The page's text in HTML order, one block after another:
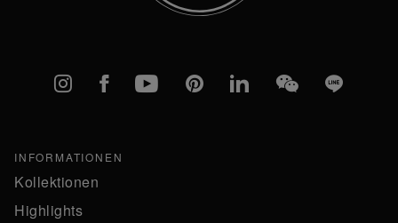
Instagram
FacebookYouTubePinterestlinkedInWeChatLine
INFORMATIONEN
Kollektionen
Highlights